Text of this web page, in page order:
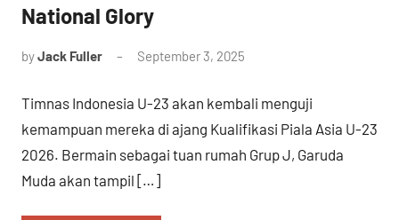
National Glory
byJack Fuller September 3, 2025
Timnas Indonesia U-23 akan kembali menguji
kemampuan mereka di ajang Kualifikasi Piala Asia U-23
2026. Bermain sebagai tuan rumah Grup J, Garuda
Muda akan tampil […]